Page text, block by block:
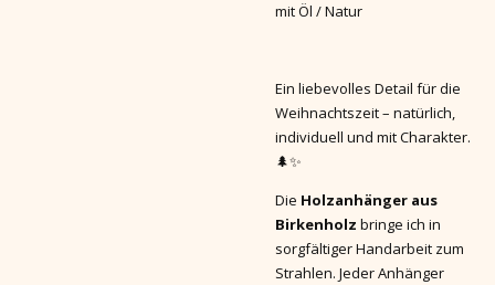
mit Öl / Natur
Ein liebevolles Detail für die
Weihnachtszeit – natürlich,
individuell und mit Charakter.
🌲✨
Die Holzanhänger aus
Birkenholz bringe ich in
sorgfältiger Handarbeit zum
Strahlen. Jeder Anhänger